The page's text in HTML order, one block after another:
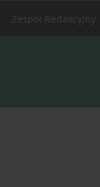
Zespół Redakcyjny